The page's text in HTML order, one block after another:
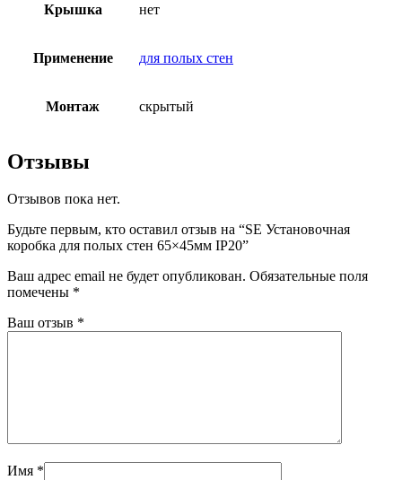
Крышка нет
Применение для полых стен
Монтаж скрытый
Отзывы
Отзывов пока нет.
Будьте первым, кто оставил отзыв на “SE Установочная
коробка для полых стен 65×45мм IP20”
Ваш адрес email не будет опубликован. Обязательные поля
помечены *
Ваш отзыв *
Имя *